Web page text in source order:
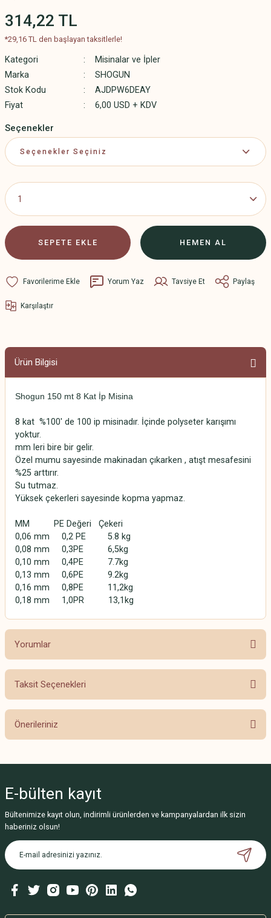
314,22 TL
*29,16 TL den başlayan taksitlerle!
Kategori
Misinalar ve İpler
Marka
SHOGUN
Stok Kodu
AJDPW6DEAY
Fiyat
6,00 USD + KDV
Seçenekler
SEPETE EKLE HEMEN AL
Yorum Yaz Tavsiye Et Paylaş
Karşılaştır
Ürün Bilgisi
Shogun 150 mt 8 Kat İp Misina
8 kat %100' de 100 ip misinadır. İçinde polyseter karışımı
yoktur.
mm leri bire bir gelir.
Özel mumu sayesinde makinadan çıkarken , atışt mesafesini
%25 arttırır.
Su tutmaz.
Yüksek çekerleri sayesinde kopma yapmaz.
MM PE Değeri Çekeri
0,06 mm 0,2 PE 5.8 kg
0,08 mm 0,3PE 6,5kg
0,10 mm 0,4PE 7.7kg
0,13 mm 0,6PE 9.2kg
0,16 mm 0,8PE 11,2kg
0,18 mm 1,0PR 13,1kg
Yorumlar
Bu ürüne ilk yorumu siz yapın!
Taksit Seçenekleri
Önerileriniz
Görüş ve önerileriniz için teşekkür ederiz.
Ürün resmi kalitesiz, bozuk veya görüntülenemiyor.
Ürün açıklamasında eksik bilgiler bulunuyor.
Ürün bilgilerinde hatalar bulunuyor.
Bu ürüne benzer farklı alternatifler olmalı.
E-bülten kayıt
Bültenimize kayıt olun, indirimli ürünlerden ve kampanyalardan ilk sizin
haberiniz olsun!